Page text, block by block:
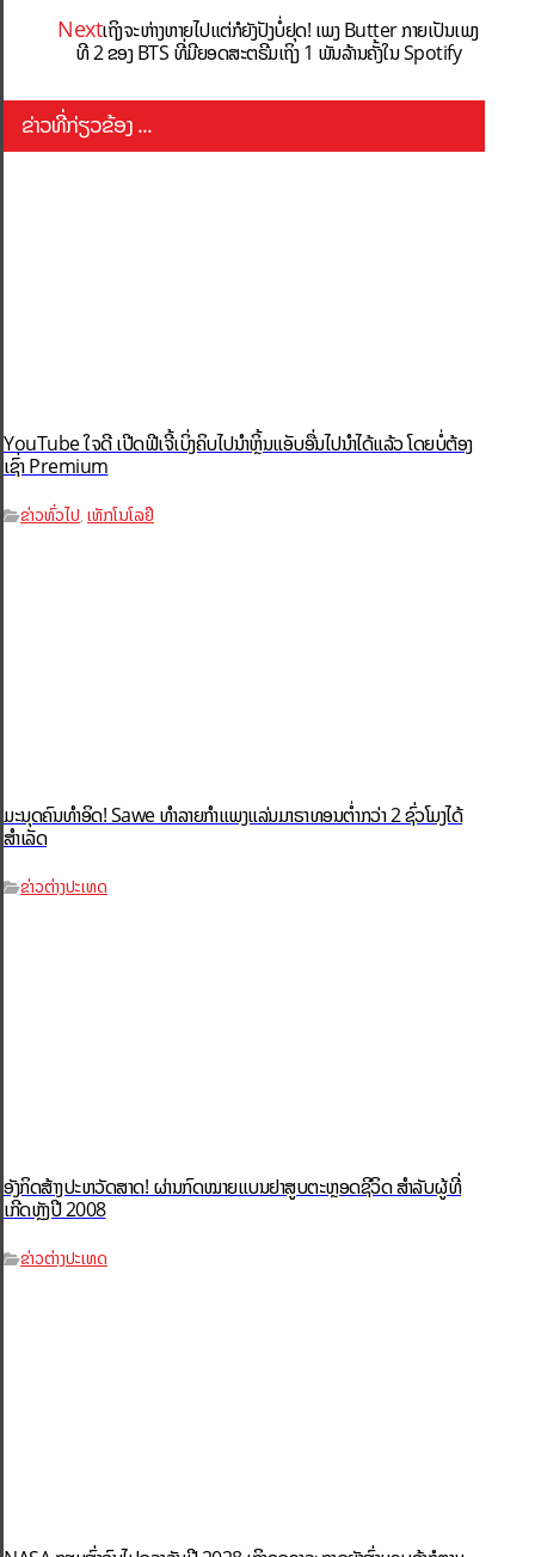
Nextເຖິງຈະຫ່າງຫາຍໄປແຕ່ກໍຍັງປັງບໍ່ຢຸດ! ເພງ Butter ກາຍເປັນເພງ
ທີ 2 ຂອງ BTS ທີ່ມີຍອດສະຕຣີມເຖິງ 1 ພັນລ້ານຄັ້ງໃນ Spotify
ຂ່າວທີ່ກ່ຽວຂ້ອງ ...
YouTube ໃຈດີ ເປີດຟີເຈີ້ເບິ່ງຄິບໄປນຳຫຼິ້ນແອັບອື່ນໄປນຳໄດ້ແລ້ວ ໂດຍບໍ່ຕ້ອງ
ເຊົ່າ Premium
ຂ່າວທົ່ວໄປ, ເທັກໂນໂລຢີ
ມະນຸດຄົນທຳອິດ! Sawe ທຳລາຍກຳແພງແລ່ນມາຣາທອນຕ່ຳກວ່າ 2 ຊົ່ວໂມງໄດ້
ສຳເລັດ
ຂ່າວຕ່າງປະເທດ
ອັງກິດສ້າງປະຫວັດສາດ! ຜ່ານກົດໝາຍແບນຢາສູບຕະຫຼອດຊີວິດ ສຳລັບຜູ້ທີ່
ເກີດຫຼັງປີ 2008
ຂ່າວຕ່າງປະເທດ